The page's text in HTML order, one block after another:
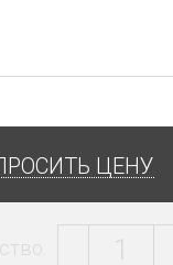
ЦЕНУ